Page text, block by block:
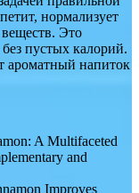
нормализует
веществ. Это
пустых калорий.
ароматный напиток
A Multifaceted
and
Improves